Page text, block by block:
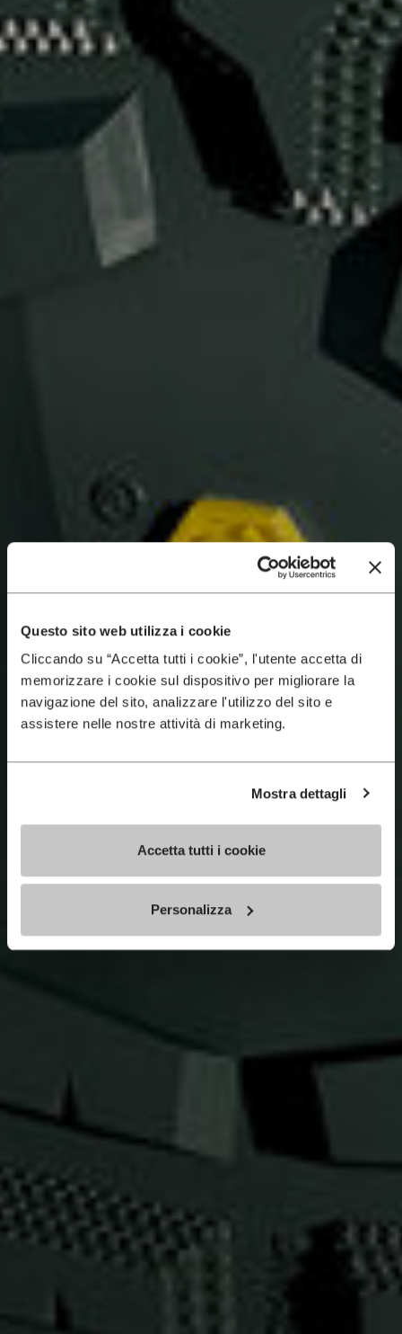
Questo sito web utilizza i cookie
Cliccando su “Accetta tutti i cookie”, l'utente accetta di
memorizzare i cookie sul dispositivo per migliorare la
navigazione del sito, analizzare l'utilizzo del sito e
assistere nelle nostre attività di marketing.
Mostra dettagli
Accetta tutti i cookie
Personalizza